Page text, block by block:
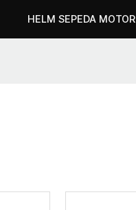
HELM SEPEDA MOTOR